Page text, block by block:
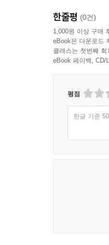
한줄평 (0건)
1,000원 이상 구매
eBook은 다운로드
클래스는 첫번째
eBook 페이백, CD/
평점
한글 기준